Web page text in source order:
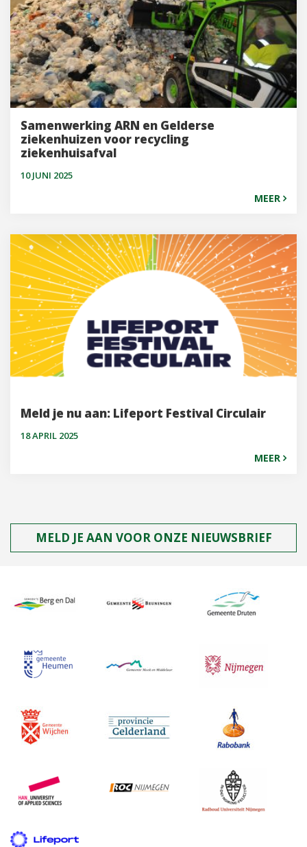
Samenwerking ARN en Gelderse
ziekenhuizen voor recycling
ziekenhuisafval
10 JUNI 2025
MEER
Meld je nu aan: Lifeport Festival Circulair
18 APRIL 2025
MEER
MELD JE AAN VOOR ONZE NIEUWSBRIEF